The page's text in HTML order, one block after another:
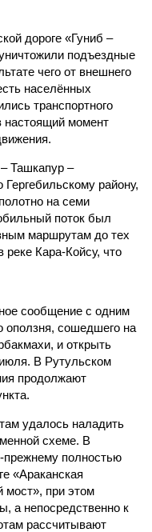
дороге «Гуниб –
подъездные
чего от внешнего
населённых
транспортного
настоящий момент
Ташкапур –
району,
на семи
поток был
маршрутам до тех
реке Кара-Койсу, что
сообщение с одним
оползня, сошедшего на
и открыть
В Рутульском
продолжают
удалось наладить
схеме. В
прежнему полностью
«Араканская
мост», при этом
а непосредственно к
рассчитывают